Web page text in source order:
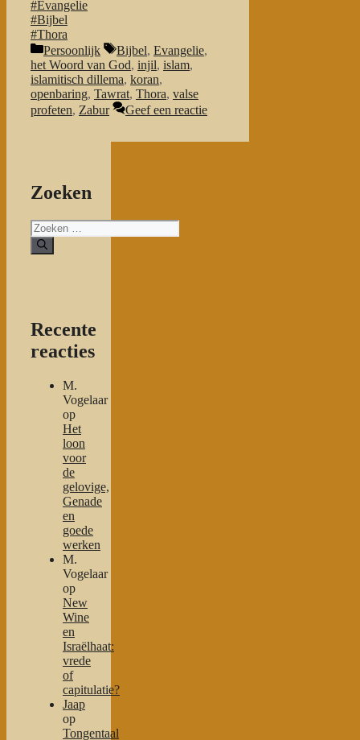
#Evangelie
#Bijbel
#Thora
Categorieën
Persoonlijk Tags
Bijbel, Evangelie,
het Woord van God, injil, islam,
islamitisch dillema, koran,
openbaring, Tawrat, Thora, valse
profeten, Zabur Geef een reactie
Zoeken
Zoeken
naar:
Recente
reacties
M.
Vogelaar
op
Het
loon
voor
de
gelovige,
Genade
en
goede
werken
M.
Vogelaar
op
New
Wine
en
Israëlhaat:
vrede
of
capitulatie?
Jaap
op
Tongentaal